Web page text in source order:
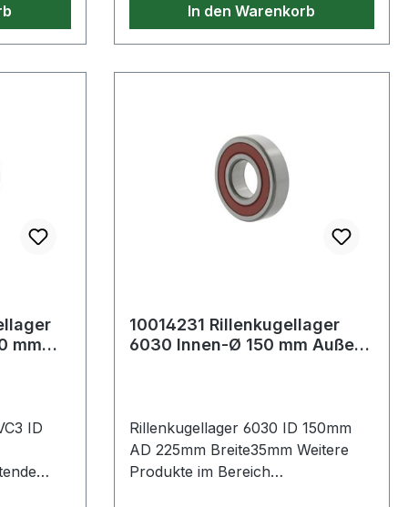
In den Warenkorb
mm
ID
10014231 Rillenkugellager
6030 Innen-Ø 150 mm Außen-
Rillenkugellager 6030 ID 150mm
AD 225mm Breite35mm Weitere
Produkte im Bereich